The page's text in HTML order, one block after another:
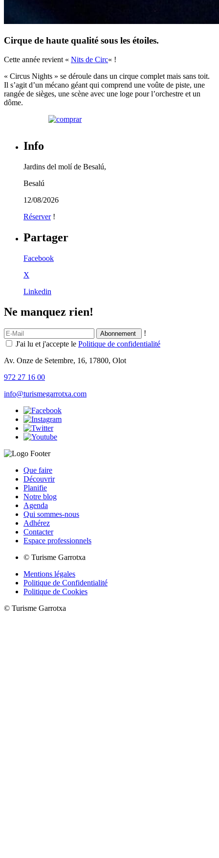
Cirque de haute qualité sous les étoiles.
Cette année revient « Nits de Circ« !
« Circus Nights » se déroule dans un cirque complet mais sans toit.
Il s’agit d’un mécano géant qui comprend une voûte de piste, une
rangée de sièges, une scène avec une loge pour l’orchestre et un
dôme.
Info
Jardins del molí de Besalú,
Besalú
12/08/2026
Réserver !
Partager
Facebook
X
Linkedin
Ne manquez rien!
!
J'ai lu et j'accepte le Politique de confidentialité
Av. Onze de Setembre, 16, 17800, Olot
972 27 16 00
info@turismegarrotxa.com
Que faire
Découvrir
Planifie
Notre blog
Agenda
Qui sommes-nous
Adhérez
Contacter
Espace professionnels
© Turisme Garrotxa
Mentions légales
Politique de Confidentialité
Politique de Cookies
© Turisme Garrotxa